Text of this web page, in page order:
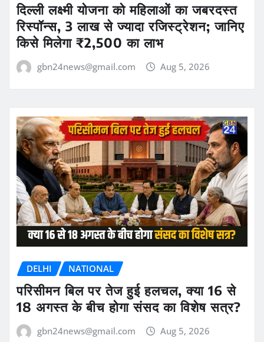
दिल्ली लक्ष्मी योजना को महिलाओं का जबरदस्त
रिस्पॉन्स, 3 लाख से ज्यादा रजिस्ट्रेशन; जानिए
किसे मिलेगा ₹2,500 का लाभ
gbn24news@gmail.com Aug 5, 2026
DELHI NATIONAL
परिसीमन बिल पर तेज हुई हलचल, क्या 16 से
18 अगस्त के बीच होगा संसद का विशेष सत्र?
gbn24news@gmail.com Aug 5, 2026